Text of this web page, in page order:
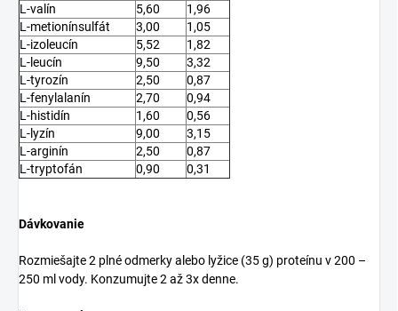
L-valín
5,60
1,96
L-metionínsulfát
3,00
1,05
L-izoleucín
5,52
1,82
L-leucín
9,50
3,32
L-tyrozín
2,50
0,87
L-fenylalanín
2,70
0,94
L-histidín
1,60
0,56
L-lyzín
9,00
3,15
L-arginín
2,50
0,87
L-tryptofán
0,90 0,31
Dávkovanie
Rozmiešajte 2 plné odmerky alebo lyžice (35 g) proteínu v 200 –
250 ml vody. Konzumujte 2 až 3x denne.